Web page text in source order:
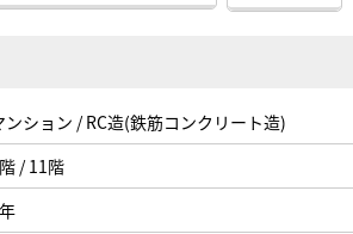
ンション / RC造(鉄筋コンクリート造)
/ 11階